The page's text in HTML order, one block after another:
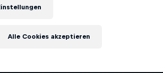
Alle Cookies akzeptieren